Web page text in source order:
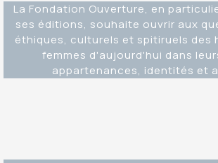
La Fondation Ouverture, en
ses éditions, souhaite ouvrir aux
éthiques, culturels et spitiruels des
femmes d'aujourd'hui dans
appartenances, identités et